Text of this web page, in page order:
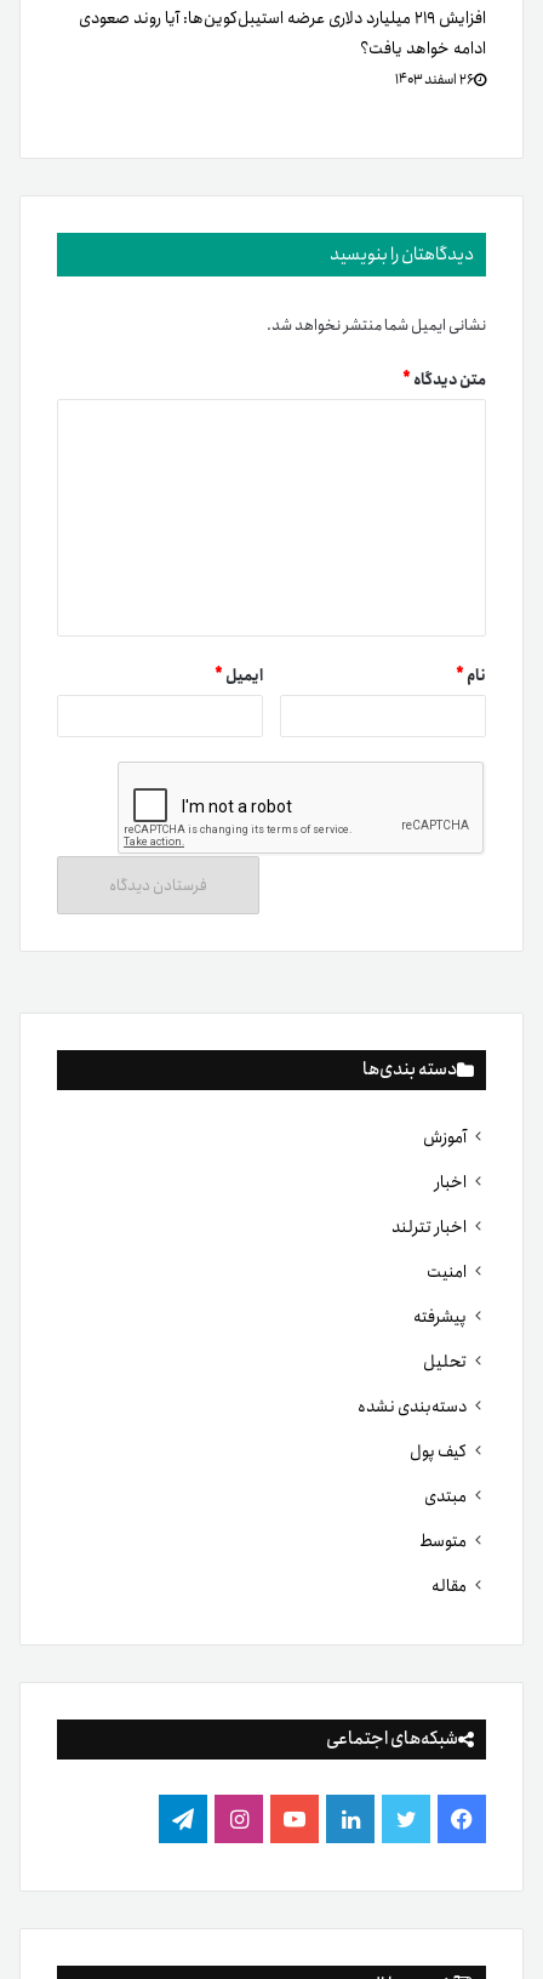
دسته بندی‌ها
آموزش
اخبار
اخبار تترلند
امنیت
پیشرفته
تحلیل
دسته‌بندی نشده
کیف پول
مبتدی
متوسط
مقاله
شبکه‌های اجتماعی
فیس
بوک
توییتر لینکدینیوتیوباینستاگرام
تلگرام
افزایش ۲۱۹ میلیارد دلاری عرضه استیبل‌کوین‌ها: آیا روند صعودی
ادامه خواهد یافت؟
۲۶ اسفند ۱۴۰۳
دیدگاهتان را بنویسید
نشانی ایمیل شما منتشر نخواهد شد.
متن دیدگاه*
نام* ایمیل*